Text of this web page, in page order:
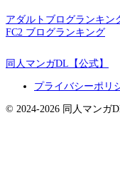
アダルトブログランキン
FC2 ブログランキング
同人マンガDL【公式】
プライバシーポリ
© 2024-2026 同人マンガ